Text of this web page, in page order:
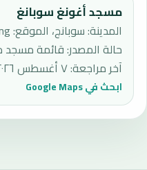
مسجد أغونغ سوبانغ
المدينة: سوبانج، الموقع: Masjid Agung Subang
حالة المصدر:قائمة مسجد
آخر مراجعة:٧ أغسطس ٢٠٢٦ في ٧:٠٢ م
ابحث في Google Maps